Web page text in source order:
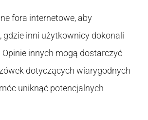
fora internetowe, aby
gdzie inni użytkownicy dokonali
Opinie innych mogą dostarczyć
dotyczących wiarygodnych
uniknąć potencjalnych